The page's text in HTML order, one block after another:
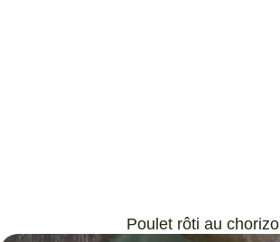
Poulet rôti au chorizo